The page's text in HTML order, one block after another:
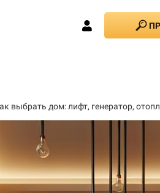
выбрать дом: лифт, генератор,